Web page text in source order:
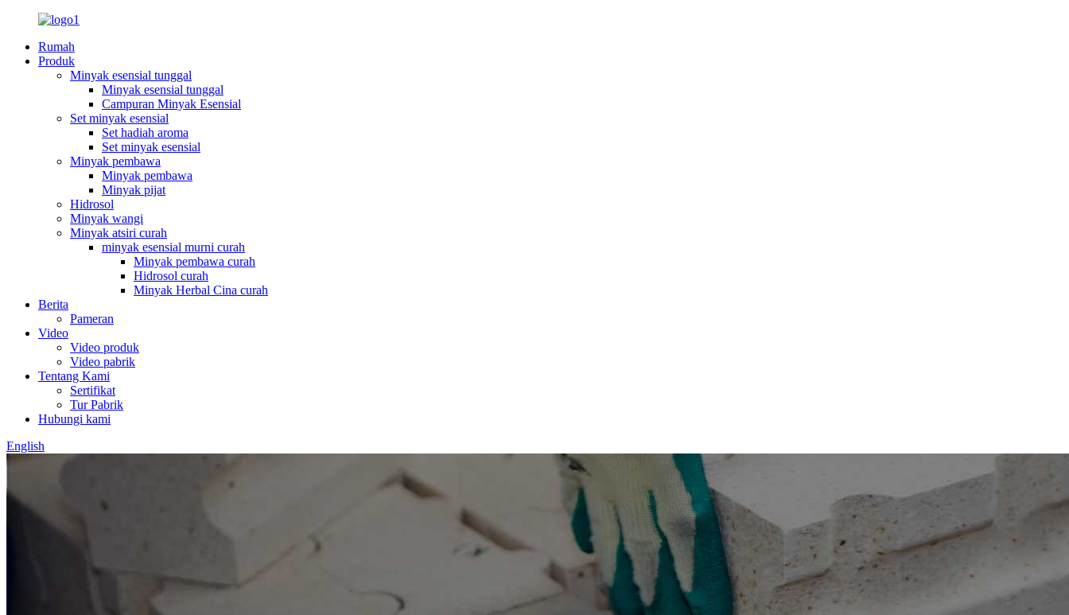
Rumah
Produk
Minyak esensial tunggal
Minyak esensial tunggal
Campuran Minyak Esensial
Set minyak esensial
Set hadiah aroma
Set minyak esensial
Minyak pembawa
Minyak pembawa
Minyak pijat
Hidrosol
Minyak wangi
Minyak atsiri curah
minyak esensial murni curah
Minyak pembawa curah
Hidrosol curah
Minyak Herbal Cina curah
Berita
Pameran
Video
Video produk
Video pabrik
Tentang Kami
Sertifikat
Tur Pabrik
Hubungi kami
English